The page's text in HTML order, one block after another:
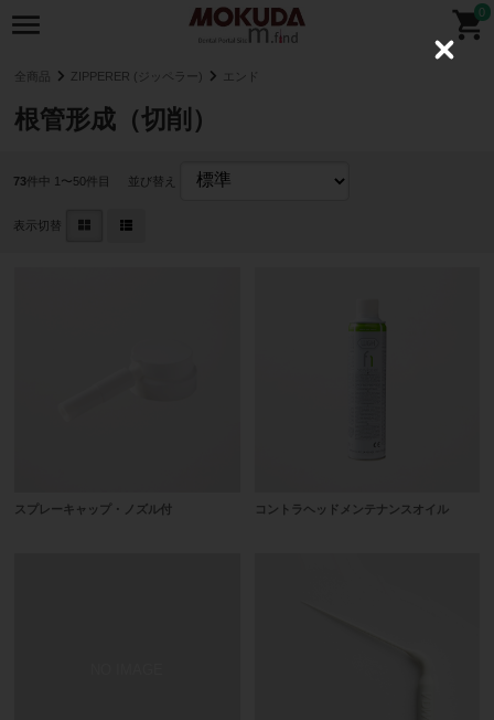
0
全商品 ZIPPERER (ジッペラー) エンド
根管形成（切削）
73件中 1〜50件目 並び替え
表示切替
スプレーキャップ・ノズル付 コントラヘッドメンテナンスオイル
C